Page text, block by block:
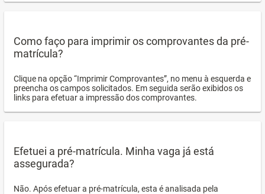
Como faço para imprimir os comprovantes da pré-
matrícula?
Clique na opção “Imprimir Comprovantes”, no menu à esquerda e
preencha os campos solicitados. Em seguida serão exibidos os
links para efetuar a impressão dos comprovantes.
Efetuei a pré-matrícula. Minha vaga já está
assegurada?
Não. Após efetuar a pré-matrícula, esta é analisada pela